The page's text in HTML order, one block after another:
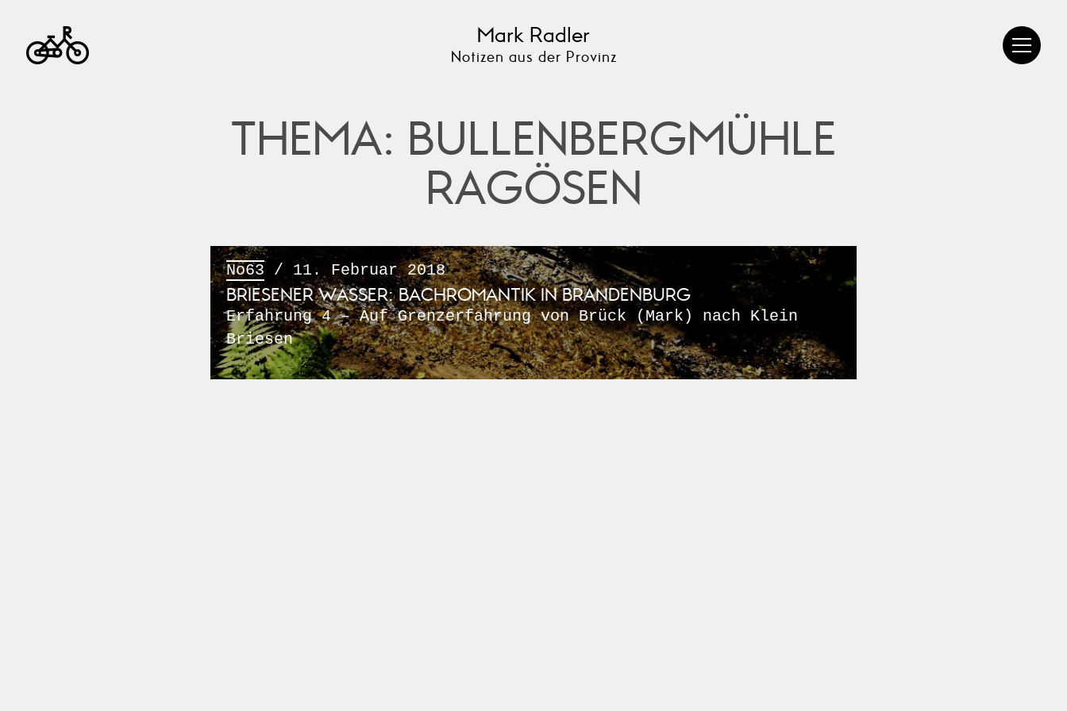
Mark Radler
Notizen aus der Provinz
THEMA: BULLENBERGMÜHLE
RAGÖSEN
No63 / 11. Februar 2018
BRIESENER WASSER: BACHROMANTIK IN BRANDENBURG
Erfahrung 4 – Auf Grenzerfahrung von Brück (Mark) nach Klein
Briesen